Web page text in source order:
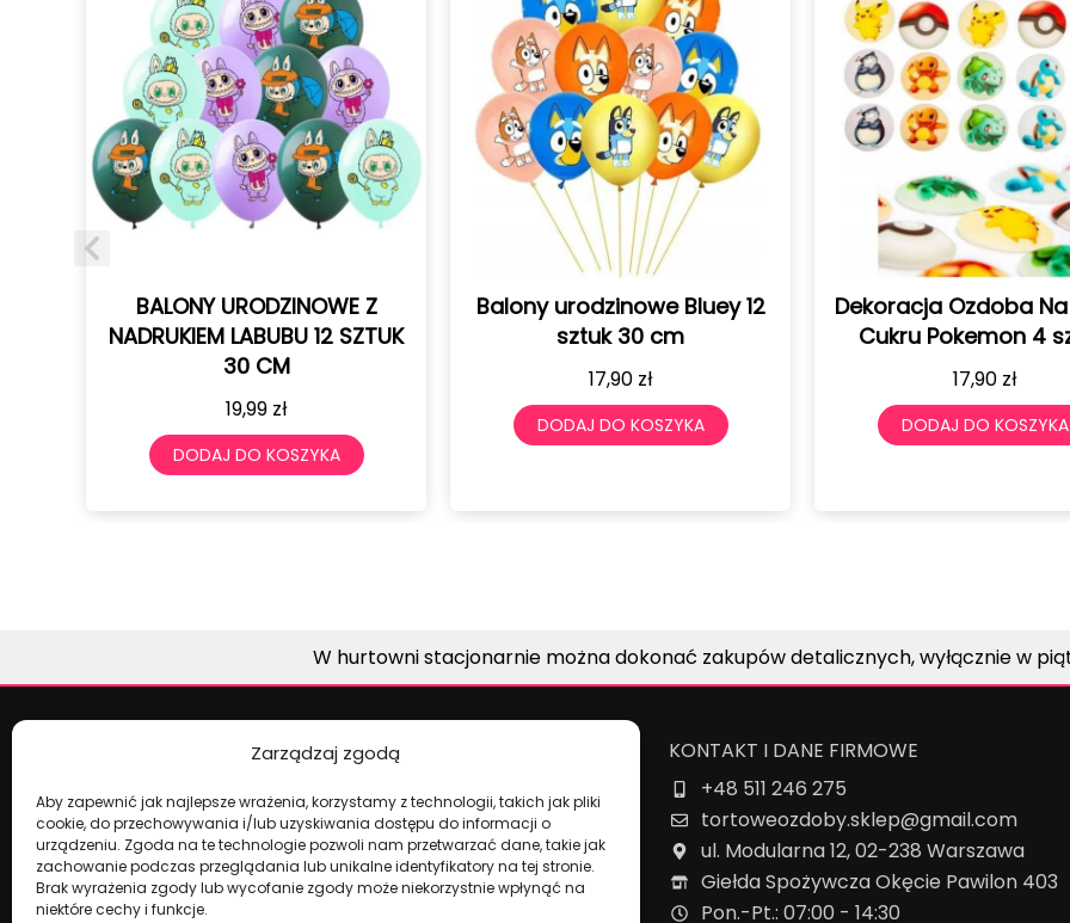
Zarządzaj zgodą
Aby zapewnić jak najlepsze wrażenia, korzystamy z technologii, takich jak pliki
cookie, do przechowywania i/lub uzyskiwania dostępu do informacji o
urządzeniu. Zgoda na te technologie pozwoli nam przetwarzać dane, takie jak
zachowanie podczas przeglądania lub unikalne identyfikatory na tej stronie.
Brak wyrażenia zgody lub wycofanie zgody może niekorzystnie wpłynąć na
niektóre cechy i funkcje.
12 SZTUK
Balony urodzinowe Bluey 12
sztuk 30 cm
Dekoracja Ozdoba Na Tort z
Cukru Pokemon 4 sztuki
DODAJ DO KOSZYKA
Balon
Pokemony
DODAJ
W hurtowni stacjonarnie można dokonać zakupów detalicznych, wyłącznie w
Dekoracje na torty i akcesoria imprezowe
KONTAKT I DANE FIRMOWE
+48 511 246 275
tortoweozdoby.sklep@gmail.com
ul. Modularna 12, 02-238 Warszawa
Giełda Spożywcza Okęcie Pawilon 403
Pon.-Pt.: 07:00 - 14:30